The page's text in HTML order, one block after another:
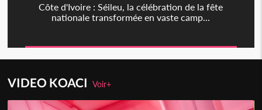
Côte d'Ivoire : Séileu, la célébration de la fête
nationale transformée en vaste camp...
VIDEO KOACIVoir+